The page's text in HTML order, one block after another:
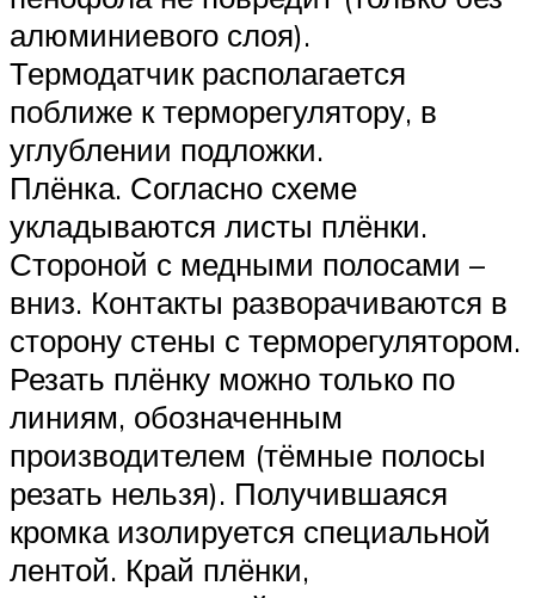
алюминиевого слоя).
Термодатчик располагается
поближе к терморегулятору, в
углублении подложки.
Плёнка. Согласно схеме
укладываются листы плёнки.
Стороной с медными полосами –
вниз. Контакты разворачиваются в
сторону стены с терморегулятором.
Резать плёнку можно только по
линиям, обозначенным
производителем (тёмные полосы
резать нельзя). Получившаяся
кромка изолируется специальной
лентой. Край плёнки,